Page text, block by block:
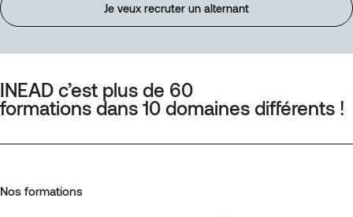
Je veux recruter un alternant
INEAD c’est plus de 60
formations dans 10 domaines différents !
Nos formations